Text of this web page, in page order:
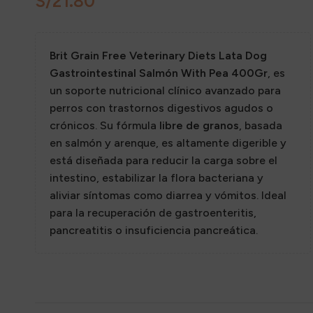
Brit Grain Free Veterinary Diets Lata Dog
Gastrointestinal Salmón With Pea 400Gr, es
un soporte nutricional clínico avanzado para
perros con trastornos digestivos agudos o
crónicos. Su fórmula libre de granos, basada
en salmón y arenque, es altamente digerible y
está diseñada para reducir la carga sobre el
intestino, estabilizar la flora bacteriana y
aliviar síntomas como diarrea y vómitos. Ideal
para la recuperación de gastroenteritis,
pancreatitis o insuficiencia pancreática.